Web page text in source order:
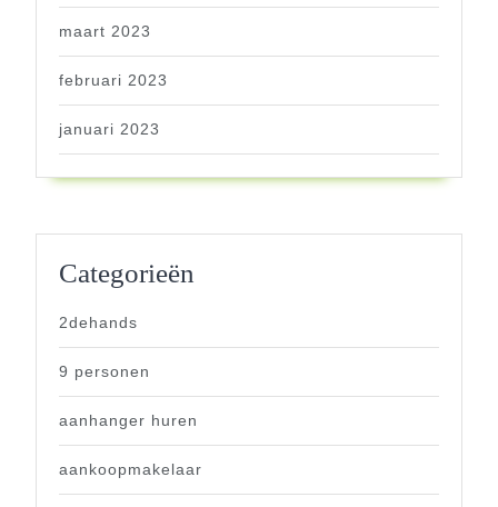
maart 2023
februari 2023
januari 2023
Categorieën
2dehands
9 personen
aanhanger huren
aankoopmakelaar